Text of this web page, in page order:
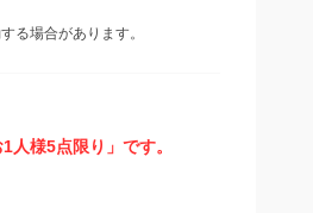
る場合があります。
人様5点限り」です。